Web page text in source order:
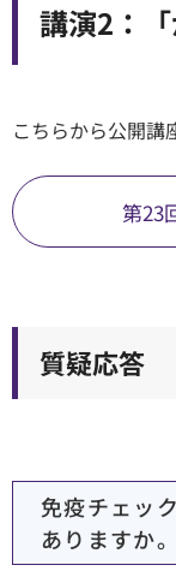
講演2：
こちらから公開講
第23
質疑応答
免疫チェッ
ありますか。